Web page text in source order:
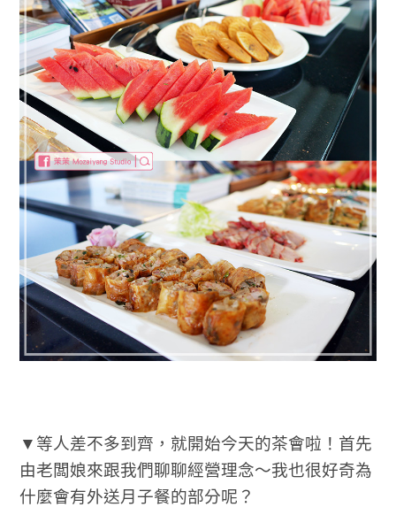
▼等人差不多到齊，就開始今天的茶會啦！首先
由老闆娘來跟我們聊聊經營理念～我也很好奇為
什麼會有外送月子餐的部分呢？